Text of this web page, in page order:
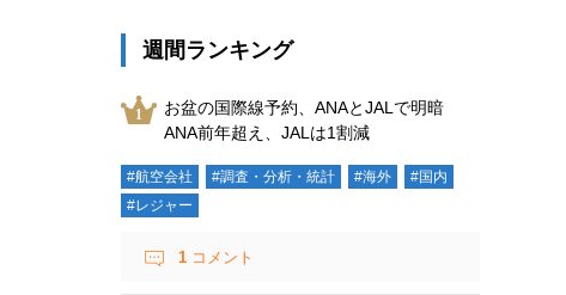
週間ランキング
お盆の国際線予約、ANAとJALで明暗
ANA前年超え、JALは1割減
#航空会社 #調査・分析・統計 #海外
#国内
#レジャー
1 コメント